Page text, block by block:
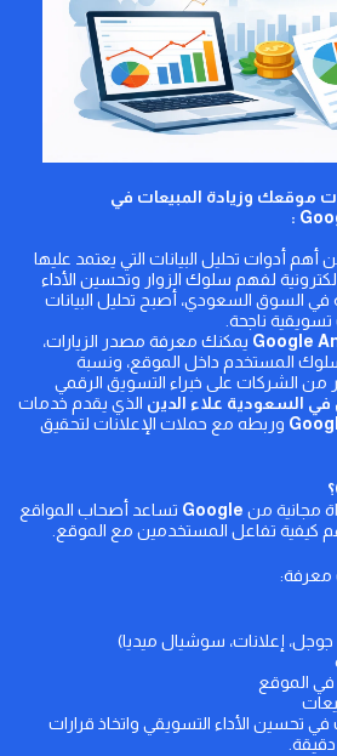
موقعك وزيادة المبيعات في
:
أهم أدوات تحليل البيانات التي يعتمد عليها
لفهم سلوك الزوار وتحسين الأداء
في السوق السعودي، أصبح تحليل البيانات
تسويقية ناجحة.
Google يمكنك معرفة مصدر الزيارات،
المستخدم داخل الموقع، ونسبة
من الشركات على خبراء التسويق الرقمي
في السعودية علاء الدين الذي يقدم خدمات
وربطه مع حملات الإعلانات لتحقيق
؟
مجانية من Google تساعد أصحاب المواقع
كيفية تفاعل المستخدمين مع الموقع.
معرفة:
إعلانات، سوشيال ميديا)
الموقع
في تحسين الأداء التسويقي واتخاذ قرارات